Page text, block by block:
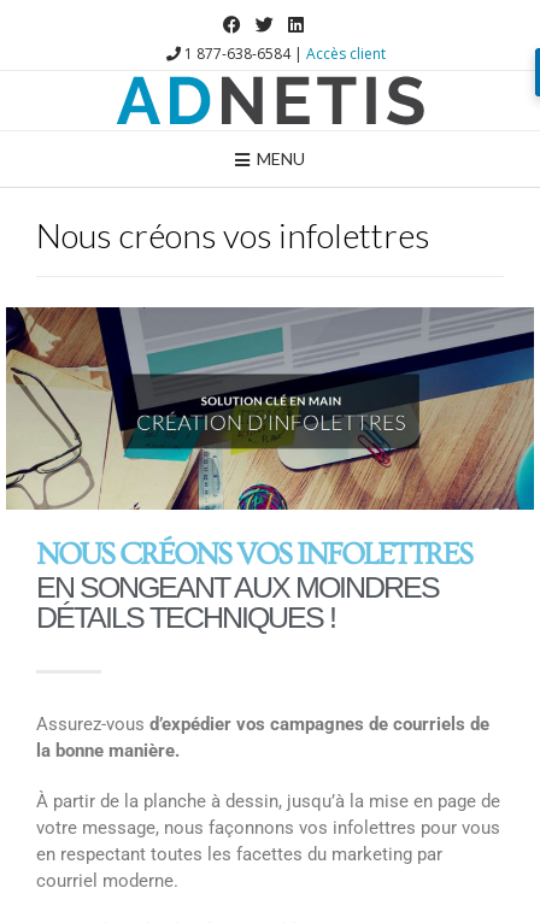
1 877-638-6584 | Accès client
MENU
Nous créons vos infolettres
NOUS CRÉONS VOS INFOLETTRES
EN SONGEANT AUX MOINDRES
DÉTAILS TECHNIQUES !
Assurez-vous d’expédier vos campagnes de courriels de
la bonne manière.
À partir de la planche à dessin, jusqu’à la mise en page de
votre message, nous façonnons vos infolettres pour vous
en respectant toutes les facettes du marketing par
courriel moderne.